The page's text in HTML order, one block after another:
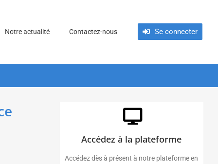
Notre actualité Contactez-nous Se connecter
Accédez à la plateforme
Accédez dès à présent à notre plateforme en